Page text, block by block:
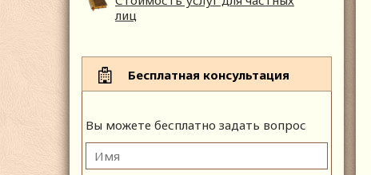
лиц
Бесплатная консультация
Вы можете бесплатно задать вопрос